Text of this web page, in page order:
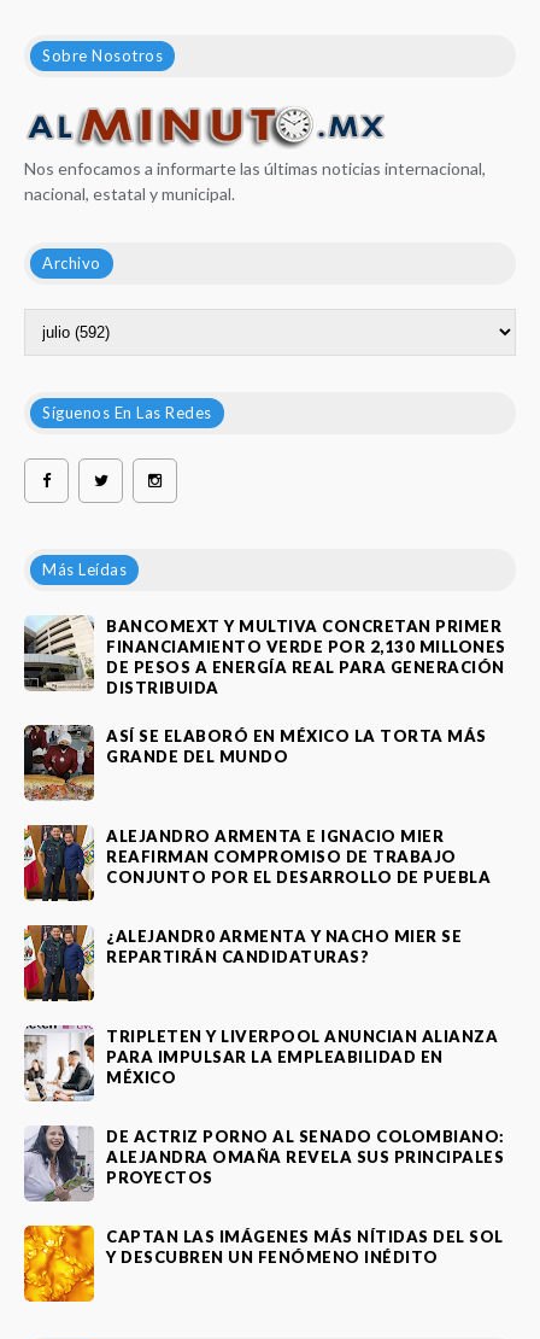
Sobre Nosotros
Nos enfocamos a informarte las últimas noticias internacional,
nacional, estatal y municipal.
Archivo
Síguenos En Las Redes
Más Leídas
BANCOMEXT Y MULTIVA CONCRETAN PRIMER
FINANCIAMIENTO VERDE POR 2,130 MILLONES
DE PESOS A ENERGÍA REAL PARA GENERACIÓN
DISTRIBUIDA
ASÍ SE ELABORÓ EN MÉXICO LA TORTA MÁS
GRANDE DEL MUNDO
ALEJANDRO ARMENTA E IGNACIO MIER
REAFIRMAN COMPROMISO DE TRABAJO
CONJUNTO POR EL DESARROLLO DE PUEBLA
¿ALEJANDR0 ARMENTA Y NACHO MIER SE
REPARTIRÁN CANDIDATURAS?
TRIPLETEN Y LIVERPOOL ANUNCIAN ALIANZA
PARA IMPULSAR LA EMPLEABILIDAD EN
MÉXICO
DE ACTRIZ PORNO AL SENADO COLOMBIANO:
ALEJANDRA OMAÑA REVELA SUS PRINCIPALES
PROYECTOS
CAPTAN LAS IMÁGENES MÁS NÍTIDAS DEL SOL
Y DESCUBREN UN FENÓMENO INÉDITO